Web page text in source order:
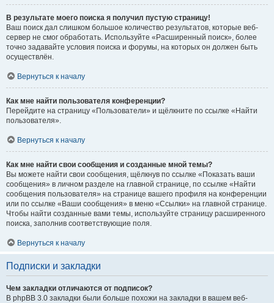
В результате моего поиска я получил пустую страницу!
Ваш поиск дал слишком большое количество результатов, которые веб-
сервер не смог обработать. Используйте «Расширенный поиск», более
точно задавайте условия поиска и форумы, на которых он должен быть
осуществлён.
Вернуться к началу
Как мне найти пользователя конференции?
Перейдите на страницу «Пользователи» и щёлкните по ссылке «Найти
пользователя».
Вернуться к началу
Как мне найти свои сообщения и созданные мной темы?
Вы можете найти свои сообщения, щёлкнув по ссылке «Показать ваши
сообщения» в личном разделе на главной странице, по ссылке «Найти
сообщения пользователя» на странице вашего профиля на конференции
или по ссылке «Ваши сообщения» в меню «Ссылки» на главной странице.
Чтобы найти созданные вами темы, используйте страницу расширенного
поиска, заполнив соответствующие поля.
Вернуться к началу
Подписки и закладки
Чем закладки отличаются от подписок?
В phpBB 3.0 закладки были больше похожи на закладки в вашем веб-